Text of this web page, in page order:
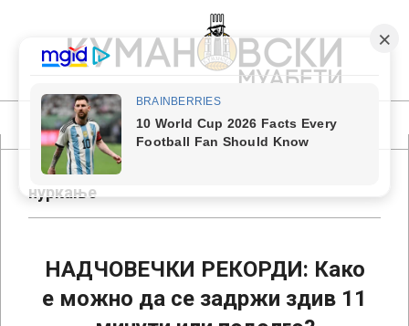
content
КУМАНОВСКИ
МУАБЕТИ
Primary
Navigation
Menuнуркање
НАДЧОВЕЧКИ РЕКОРДИ: Како
е можно да се задржи здив 11